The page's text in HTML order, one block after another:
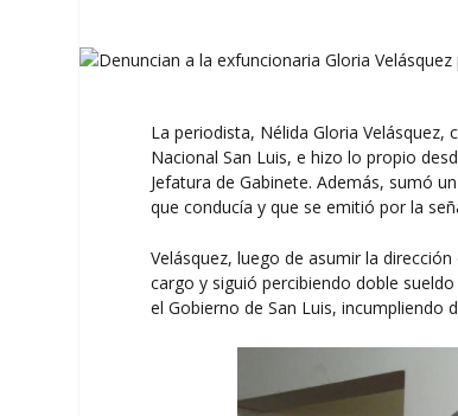
La periodista, Nélida Gloria
Nacional San Luis, e hizo lo propio
Jefatura de Gabinete. Además, sumó
que conducía y que se emitió por la
Velásquez, luego de asumir la
cargo y siguió percibiendo doble
el Gobierno de San Luis, incumpliendo